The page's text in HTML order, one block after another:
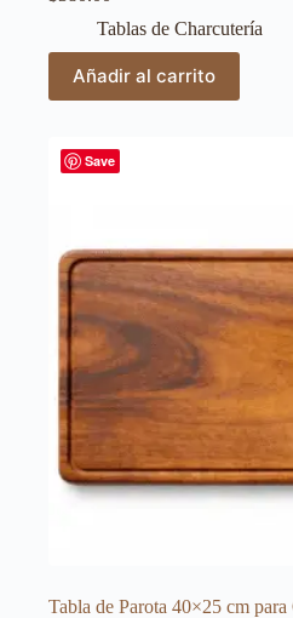
Tablas de Charcutería
Añadir al carrito
Save
Tabla de Parota 40×25 cm